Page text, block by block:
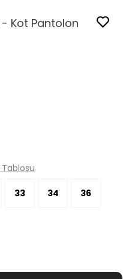
- Kot Pantolon
33 34 36